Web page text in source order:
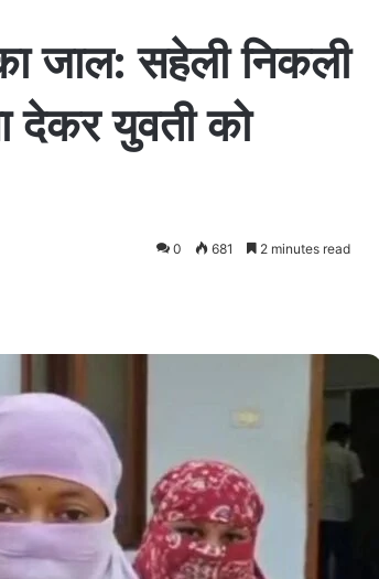
जाल: सहेली निकली
देकर युवती को
0 681 2 minutes read